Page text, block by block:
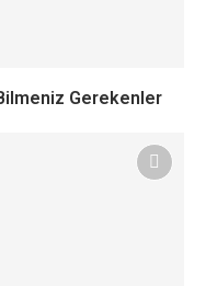
Gerekenler